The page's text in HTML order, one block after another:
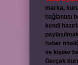
marka,
bağlantısı
kendi
haber
ve kişiler
Gerçek